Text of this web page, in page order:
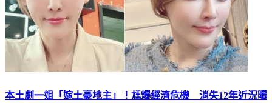
本土劇一姐「嫁土豪地主」！尪爆經濟危機 消失12年近況曝